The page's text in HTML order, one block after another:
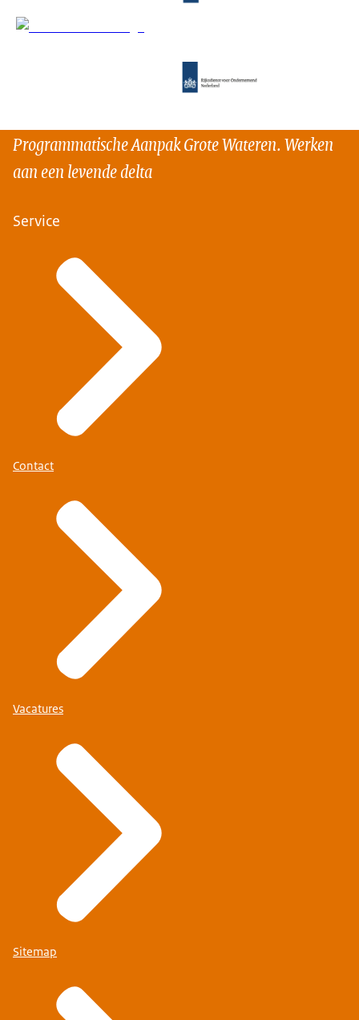
Programmatische Aanpak Grote Wateren. Werken
aan een levende delta
Service
Contact
Vacatures
Sitemap